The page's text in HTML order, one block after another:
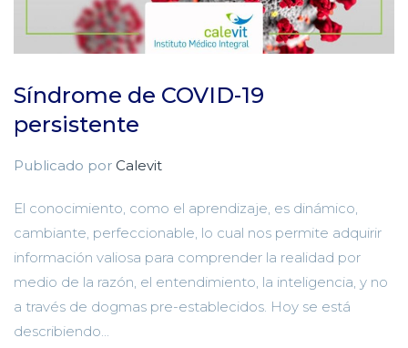
Síndrome de COVID-19
persistente
Publicado por Calevit
El conocimiento, como el aprendizaje, es dinámico,
cambiante, perfeccionable, lo cual nos permite adquirir
información valiosa para comprender la realidad por
medio de la razón, el entendimiento, la inteligencia, y no
a través de dogmas pre-establecidos. Hoy se está
describiendo...